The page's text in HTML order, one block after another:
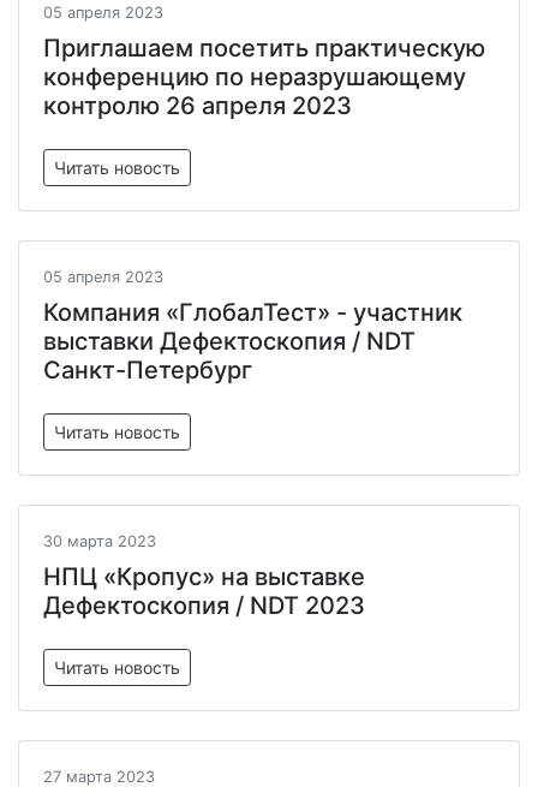
05 апреля 2023
Приглашаем посетить практическую
конференцию по неразрушающему
контролю 26 апреля 2023
Читать новость
05 апреля 2023
Компания «ГлобалТест» - участник
выставки Дефектоскопия / NDT
Санкт-Петербург
Читать новость
30 марта 2023
НПЦ «Кропус» на выставке
Дефектоскопия / NDT 2023
Читать новость
27 марта 2023